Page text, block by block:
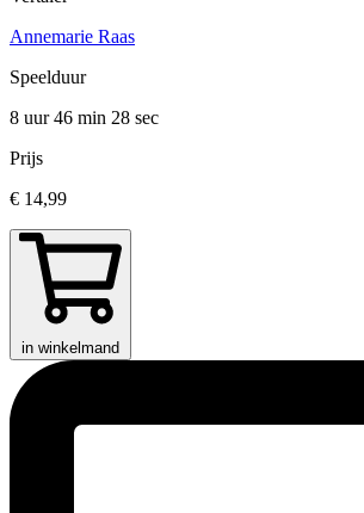
Annemarie Raas
Speelduur
8 uur 46 min 28 sec
Prijs
€ 14,99
in winkelmand